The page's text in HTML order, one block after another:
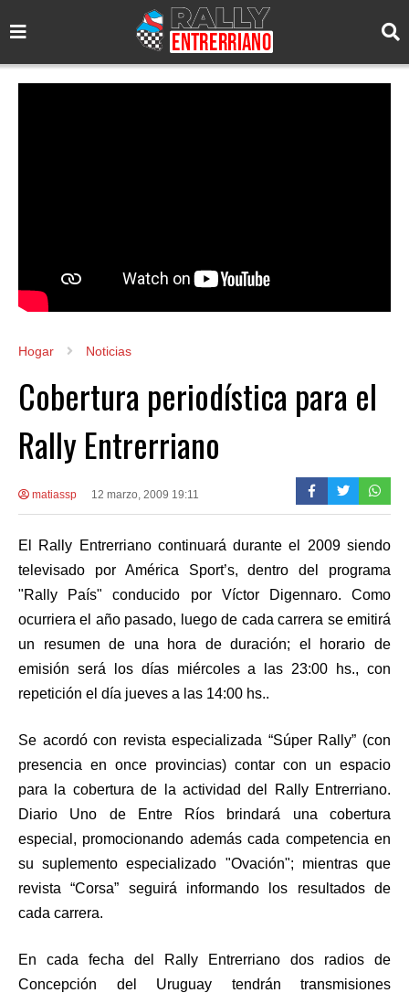
Hogar Noticias
Cobertura periodística para el
Rally Entrerriano
matiassp 12 marzo, 2009 19:11
El Rally Entrerriano continuará durante el 2009 siendo
televisado por América Sport’s, dentro del programa
"Rally País" conducido por Víctor Digennaro. Como
ocurriera el año pasado, luego de cada carrera se emitirá
un resumen de una hora de duración; el horario de
emisión será los días miércoles a las 23:00 hs., con
repetición el día jueves a las 14:00 hs..
Se acordó con revista especializada “Súper Rally” (con
presencia en once provincias) contar con un espacio
para la cobertura de la actividad del Rally Entrerriano.
Diario Uno de Entre Ríos brindará una cobertura
especial, promocionando además cada competencia en
su suplemento especializado "Ovación"; mientras que
revista “Corsa” seguirá informando los resultados de
cada carrera.
En cada fecha del Rally Entrerriano dos radios de
Concepción del Uruguay tendrán transmisiones